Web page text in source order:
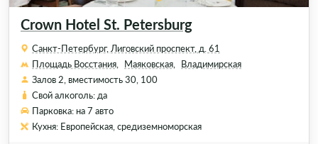
Crown Hotel St. Petersburg
Санкт-Петербург, Лиговский проспект, д. 61
Площадь Восстания,
Маяковская,
Владимирская
Залов 2, вместимость 30, 100
Свой алкоголь: да
Парковка: на 7 авто
Кухня: Европейская, средиземноморская